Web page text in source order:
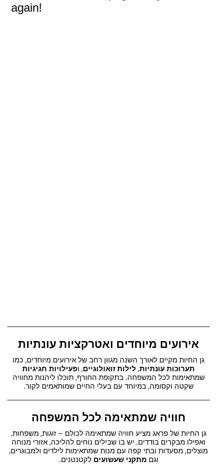
אירועים מיוחדים ואטרקציות עונתיות
גן החיות מקיים לאורך השנה מגוון רחב של אירועים מיוחדים, כמו
תערוכות עונתיות, לילות זואולוגיים, ופעילויות חגיגיות
שמתאימות לכל המשפחה. בתקופת החורף, תוכלו ליהנות מחוויה
שקטה וקסומה, במיוחד עם בעלי החיים שמותאמים לקור.
חוויה שמתאימה לכל המשפחה
גן החיות של פראג מציע חוויה שמתאימה לכולם – זוגות, משפחות,
ואפילו מבקרים בודדים. יש בו שבילים נוחים להליכה, אזורי מנוחה
מוצלים, מסעדות ובתי קפה עם מנות שמתאימות לילדים ולמבוגרים,
וגם מתקני שעשועים לקטנטנים.